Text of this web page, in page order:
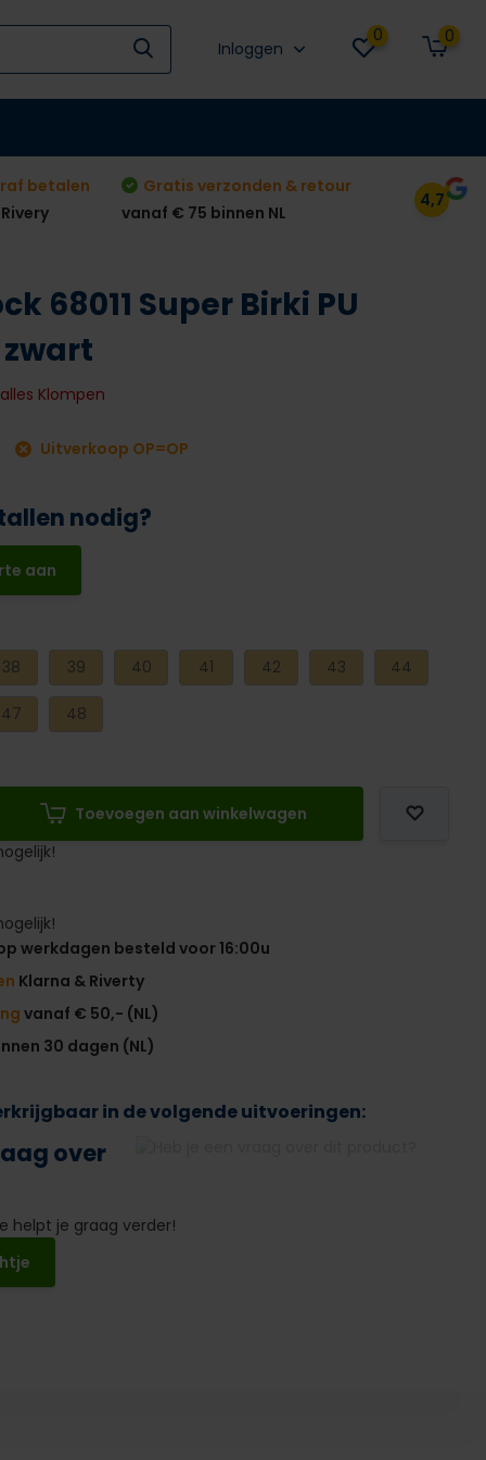
Inloggen
0 0
betalen
Gratis verzonden & retour
vanaf € 75 binnen NL
4,7
68011 Super Birki PU
Klompen
Uitverkoop OP=OP
nodig?
aan
38 39 40 41 42 43 44
47 48
Toevoegen aan winkelwagen
werkdagen besteld voor 16:00u
Klarna & Riverty
vanaf € 50,- (NL)
30 dagen (NL)
in de volgende uitvoeringen:
over
helpt je graag verder!